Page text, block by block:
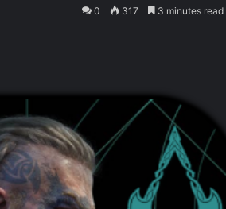
0 317 3 minutes read